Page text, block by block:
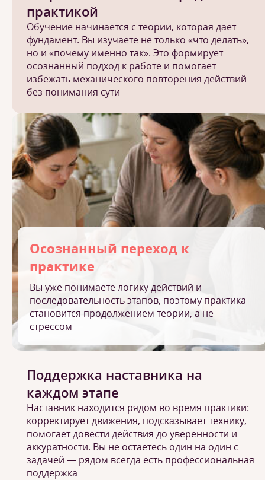
практикой
Обучение начинается с теории, которая дает
фундамент. Вы изучаете не только «что делать»,
но и «почему именно так». Это формирует
осознанный подход к работе и помогает
избежать механического повторения действий
без понимания сути
Осознанный переход к
практике
Вы уже понимаете логику действий и
последовательность этапов, поэтому практика
становится продолжением теории, а не
стрессом
Поддержка наставника на
каждом этапе
Наставник находится рядом во время практики:
корректирует движения, подсказывает технику,
помогает довести действия до уверенности и
аккуратности. Вы не остаетесь один на один с
задачей — рядом всегда есть профессиональная
поддержка